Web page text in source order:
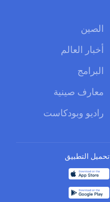
الصين
أخبار العالم
البرامج
معارف صينية
راديو وبودكاست
تحميل التطبيق